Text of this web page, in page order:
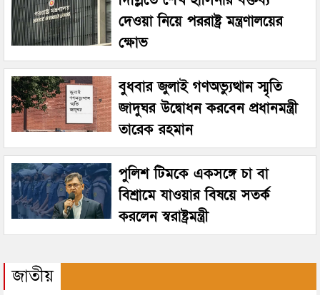
দেওয়া নিয়ে পররাষ্ট্র মন্ত্রণালয়ের
ক্ষোভ
বুধবার জুলাই গণঅভ্যুত্থান স্মৃতি
জাদুঘর উদ্বোধন করবেন প্রধানমন্ত্রী
তারেক রহমান
পুলিশ টিমকে একসঙ্গে চা বা
বিশ্রামে যাওয়ার বিষয়ে সতর্ক
করলেন স্বরাষ্ট্রমন্ত্রী
জাতীয়